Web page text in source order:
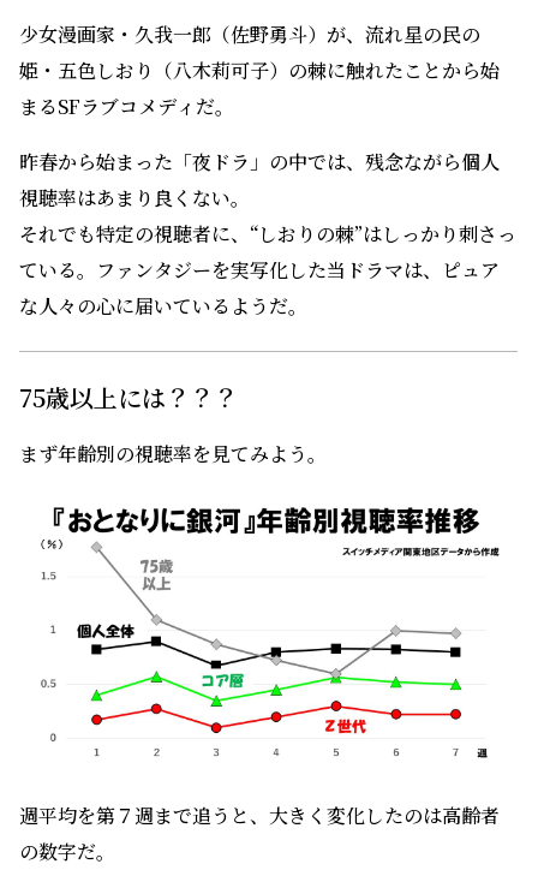
少女漫画家・久我一郎（佐野勇斗）が、流れ星の民の
姫・五色しおり（八木莉可子）の棘に触れたことから始
まるSFラブコメディだ。
昨春から始まった「夜ドラ」の中では、残念ながら個人
視聴率はあまり良くない。
それでも特定の視聴者に、“しおりの棘”はしっかり刺さっ
ている。ファンタジーを実写化した当ドラマは、ピュア
な人々の心に届いているようだ。
75歳以上には？？？
まず年齢別の視聴率を見てみよう。
週平均を第７週まで追うと、大きく変化したのは高齢者
の数字だ。